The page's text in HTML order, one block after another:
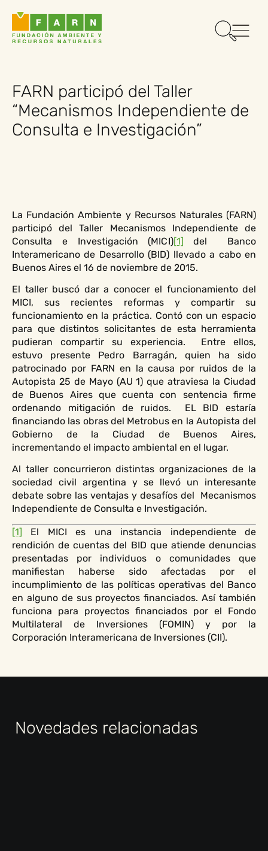
FARN participó del Taller
“Mecanismos Independiente de
Consulta e Investigación”
La Fundación Ambiente y Recursos Naturales (FARN)
participó del Taller Mecanismos Independiente de
Consulta e Investigación (MICI)[1] del Banco
Interamericano de Desarrollo (BID) llevado a cabo en
Buenos Aires el 16 de noviembre de 2015.
El taller buscó dar a conocer el funcionamiento del
MICI, sus recientes reformas y compartir su
funcionamiento en la práctica. Contó con un espacio
para que distintos solicitantes de esta herramienta
pudieran compartir su experiencia. Entre ellos,
estuvo presente Pedro Barragán, quien ha sido
patrocinado por FARN en la causa por ruidos de la
Autopista 25 de Mayo (AU 1) que atraviesa la Ciudad
de Buenos Aires que cuenta con sentencia firme
ordenando mitigación de ruidos. EL BID estaría
financiando las obras del Metrobus en la Autopista del
Gobierno de la Ciudad de Buenos Aires,
incrementando el impacto ambiental en el lugar.
Al taller concurrieron distintas organizaciones de la
sociedad civil argentina y se llevó un interesante
debate sobre las ventajas y desafíos del Mecanismos
Independiente de Consulta e Investigación.
[1] El MICI es una instancia independiente de
rendición de cuentas del BID que atiende denuncias
presentadas por individuos o comunidades que
manifiestan haberse sido afectadas por el
incumplimiento de las políticas operativas del Banco
en alguno de sus proyectos financiados. Así también
funciona para proyectos financiados por el Fondo
Multilateral de Inversiones (FOMIN) y por la
Corporación Interamericana de Inversiones (CII).
Novedades relacionadas